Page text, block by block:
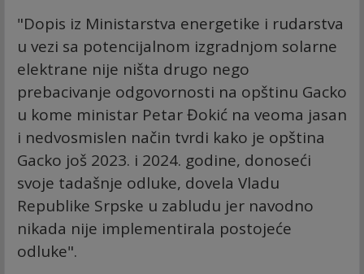
"Dopis iz Ministarstva energetike i rudarstva
u vezi sa potencijalnom izgradnjom solarne
elektrane nije ništa drugo nego
prebacivanje odgovornosti na opštinu Gacko
u kome ministar Petar Đokić na veoma jasan
i nedvosmislen način tvrdi kako je opština
Gacko još 2023. i 2024. godine, donoseći
svoje tadašnje odluke, dovela Vladu
Republike Srpske u zabludu jer navodno
nikada nije implementirala postojeće
odluke".